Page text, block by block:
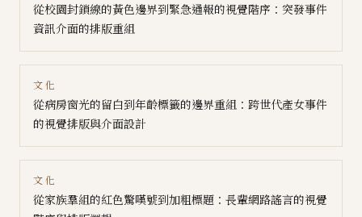
從校園封鎖線的黃色邊界到緊急通報的視覺階序：突發事件
資訊介面的排版重組
文化
從病房窗光的留白到年齡標籤的邊界重組：跨世代產女事件
的視覺排版與介面設計
文化
從家族羣組的紅色驚嘆號到加粗標題：長輩網路謠言的視覺